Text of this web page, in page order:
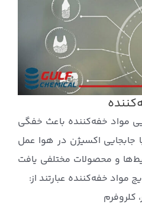
مواد خفه‌کننده باعث خفگی
جابجایی اکسیژن در هوا عمل
و محصولات مختلفی یافت
مواد خفه‌کننده عبارتند از:
کلروفرم